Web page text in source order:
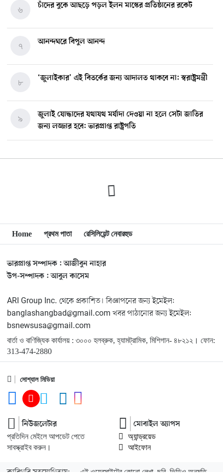
চাঁদের বুকে আছড়ে পড়ল ইলন মাস্কের প্রতিষ্ঠানের রকেট
৬
আনন্দঘরে বিপুল আনন্দ
৭
‘জুলাইকার’ এই বিতর্কের জন্য আদালত থাকবে না: স্বরাষ্ট্রমন্ত্রী
৮
জুলাই যোদ্ধাদের যথাযথ মর্যাদা দেওয়া না হলে সেটা জাতির
জন্য লজ্জার হবে: ভারপ্রাপ্ত রাষ্ট্রপতি
৯
১০
মিশিগানে দক্ষিণ সুরমা ওয়েলফেয়ার অ্যাসোসিয়েশনের
বিশ্বজুড়ে কূটনৈতিক পুনর্বিন্যাস, ৫ অঞ্চলে মিশন বন্ধ করছে
যুক্তরাষ্ট্র
১২
মিশিগানে ফ্রেন্ডস এন্ড ফ্যামিলির বনভোজনে প্রাণের উচ্ছ্বাস
১৩
মিশিগানে ডেমোক্র্যাটদের প্রাইমারিতে আল-সাইয়েদকে হারাতে
কেন এত মরিয়া ইসারায়েলি লবি এআইপ্যাক
১৪
মুনা দাওয়াহ কনফারেন্স ২০২৬ সম্পর্কে প্রেস ব্রিফিং
১৫
শেখ হাসিনার সঙ্গে সংবাদ সম্মেলনে থাকছেন সাকিব আল
হাসান
যুক্তরাষ্ট্রকে ছাড়ে বাধ্য করতে কোন কৌশলে ওয়াশিংটনের ওপর
চাপ বাড়াচ্ছে ইরান
১৭
১৮
Home প্রথম পাতা রেসিলিয়েন্ট নেবারহুড
ভারপ্রাপ্ত সম্পাদক : আজীবুন নাহার
উপ-সম্পাদক : আবুল কাসেম
ARI Group Inc. থেকে প্রকাশিত। বিজ্ঞাপনের জন্য ইমেইল:
banglashangbad@gmail.com খবর পাঠানোর জন্য ইমেইল:
bsnewsusa@gmail.com
বার্তা ও বাণিজ্যিক কার্যালয় : ৩০০০ হলব্রুক, হ্যামট্রামিক, মিশিগান- ৪৮২১২। ফোন:
313-474-2880
সোশ্যাল মিডিয়া
নিউজলেটার
প্রতিদিন মেইলে আপডেট পেতে
সাবস্ক্রাইব করুন।
মোবাইল অ্যাপস
অ্যান্ড্রয়েড
আইফোন
এই ওয়েবসাইটের কোনো লেখা, ছবি, ভিডিও অনুমতি